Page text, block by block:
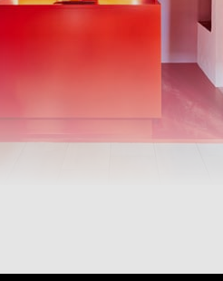
sich im pop-up stuub